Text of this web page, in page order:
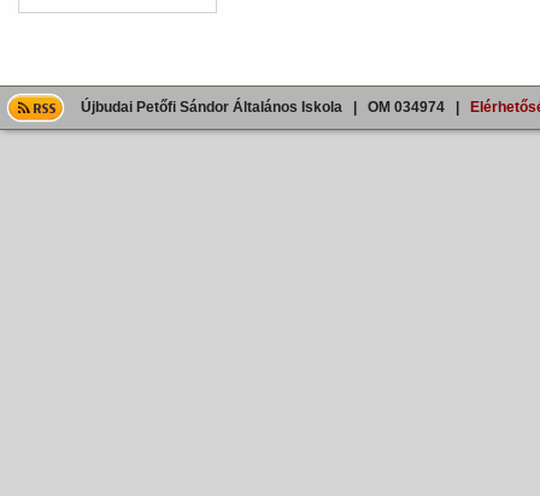
Újbudai Petőfi Sándor Általános Iskola | OM 034974 |